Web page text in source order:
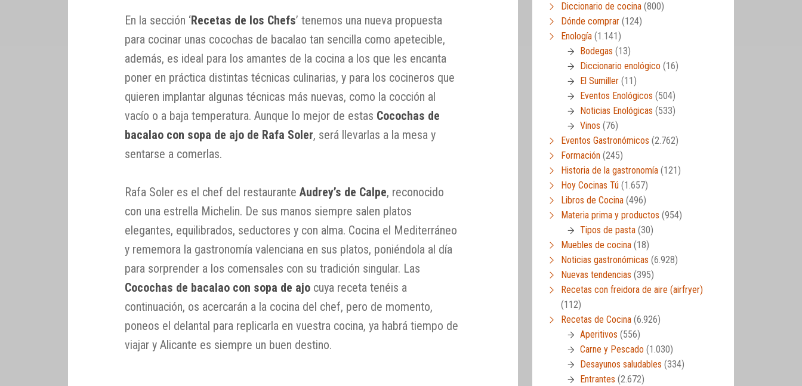
En la sección ‘Recetas de los Chefs’ tenemos una nueva propuesta
para cocinar unas cocochas de bacalao tan sencilla como apetecible,
además, es ideal para los amantes de la cocina a los que les encanta
poner en práctica distintas técnicas culinarias, y para los cocineros que
quieren implantar algunas técnicas más nuevas, como la cocción al
vacío o a baja temperatura. Aunque lo mejor de estas Cocochas de
bacalao con sopa de ajo de Rafa Soler, será llevarlas a la mesa y
sentarse a comerlas.
Rafa Soler es el chef del restauranteAudrey’s de Calpe, reconocido
con una estrella Michelin. De sus manos siempre salen platos
elegantes, equilibrados, seductores y con alma. Cocina el Mediterráneo
y rememora la gastronomía valenciana en sus platos, poniéndola al día
para sorprender a los comensales con su tradición singular. Las
Cocochas de bacalao con sopa de ajo cuya receta tenéis a
continuación, os acercarán a la cocina del chef, pero de momento,
poneos el delantal para replicarla en vuestra cocina, ya habrá tiempo de
viajar y Alicante es siempre un buen destino.
Diccionario de cocina (800)
Dónde comprar (124)
Enología (1.141)
Bodegas (13)
Diccionario enológico (16)
El Sumiller (11)
Eventos Enológicos (504)
Noticias Enológicas (533)
Vinos (76)
Eventos Gastronómicos (2.762)
Formación (245)
Historia de la gastronomía (121)
Hoy Cocinas Tú (1.657)
Libros de Cocina (496)
Materia prima y productos (954)
Tipos de pasta (30)
Muebles de cocina (18)
Noticias gastronómicas (6.928)
Nuevas tendencias (395)
Recetas con freidora de aire (airfryer)
(112)
Recetas de Cocina (6.926)
Aperitivos (556)
Carne y Pescado (1.030)
Desayunos saludables (334)
Entrantes (2.672)